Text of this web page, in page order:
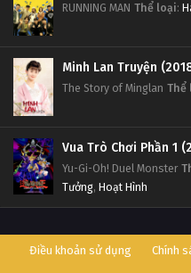
RUNNING MAN Thể loại:
Minh Lan Truyện
The Story of Minglan Thể
Vua
Yu-Gi-Oh! Duel Monster
Tưởng, Hoạt Hình
Điều khoản sử dụng Chính